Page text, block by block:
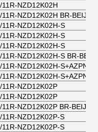
NZD12K02H
NZD12K02H BR-BEIJ-1
NZD12K02H-S
NZD12K02H-S
NZD12K02H-S
NZD12K02H-S BR-BEIJ-
NZD12K02H-S+AZPN-11
NZD12K02H-S+AZPN-11
NZD12K02P
NZD12K02P
NZD12K02P BR-BEIJ-1
NZD12K02P-S
NZD12K02P-S